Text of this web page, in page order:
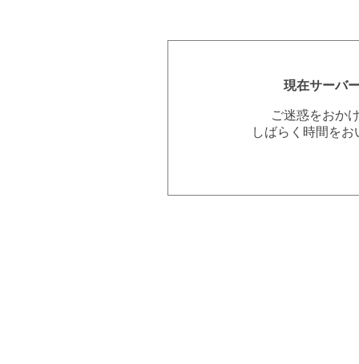
現在サーバ
ご迷惑をおか
しばらく時間を